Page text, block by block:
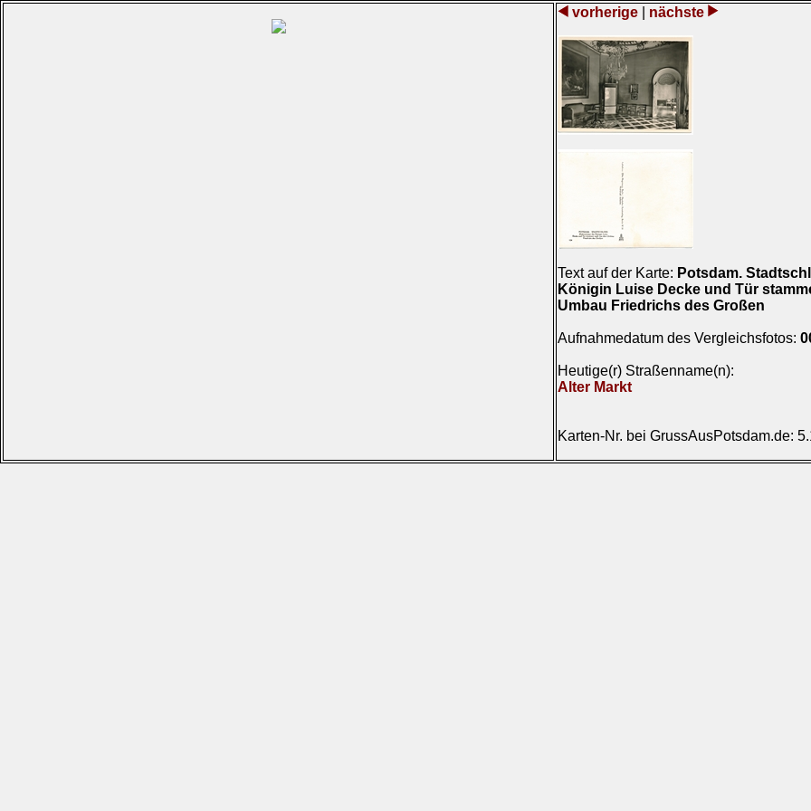
vorherige nächste
Text auf der Karte: Potsdam.
Königin Luise Decke und Tür
Umbau Friedrichs des Großen
Aufnahmedatum des Vergleichsfotos:
Heutige(r) Straßenname(n):
Alter Markt
Karten-Nr. bei GrussAusPotsdam.de: